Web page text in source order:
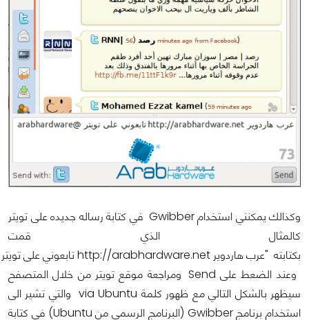
وكذالك يمكنني استخدام Gwibber في كتابة رساله جديده على تويتر
كالمثال الذي قمت
وعند الضعط على Send ومراجعة موقع تويتر من خلال المتصفح
سيظهر بالشكل التالي مع ظهور كلمة via Ubuntu والتي تشير الى
استخدام برنامج Gwibber (البرنامج الرسمي من Ubuntu) في كتابة